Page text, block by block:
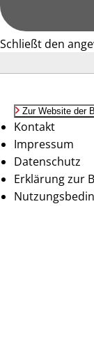
Schließt den
Zur Website der
Kontakt
Impressum
Datenschutz
Erklärung zur